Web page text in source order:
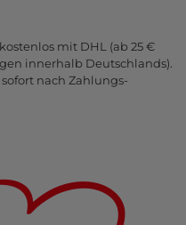
mit DHL (ab 25 €
inner­halb Deutsch­lands).
nach Zahlungs­